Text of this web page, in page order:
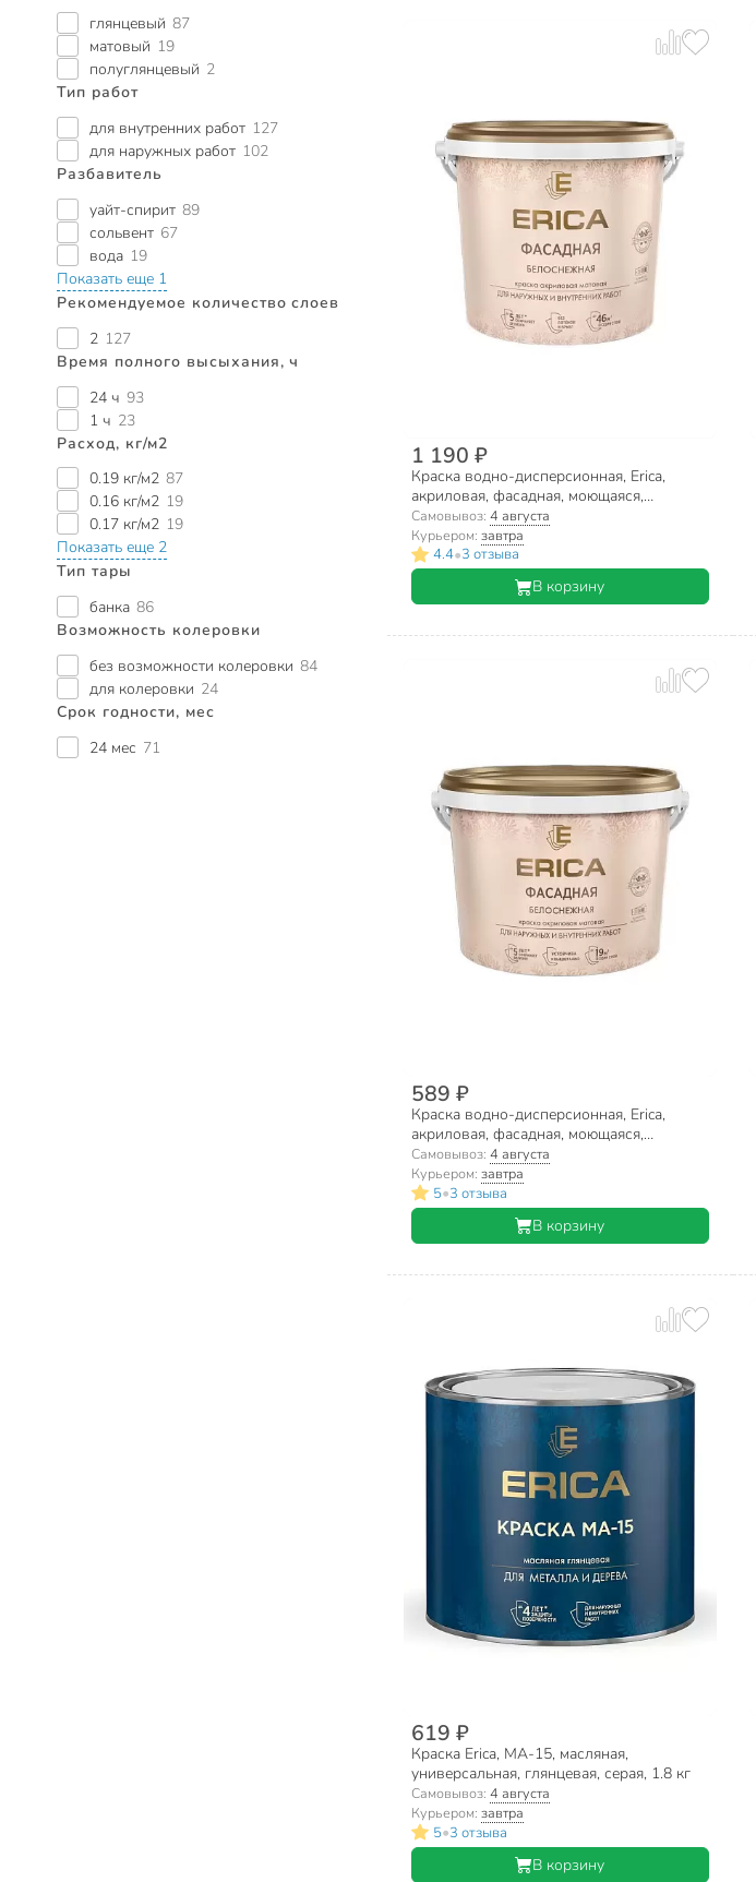
глянцевый 87
матовый 19
полуглянцевый 2
Тип работ
для внутренних работ 127
для наружных работ 102
Разбавитель
уайт-спирит 89
сольвент 67
вода 19
Показать еще 1
Рекомендуемое количество слоев
2 127
Время полного высыхания, ч
24 ч 93
1 ч 23
Расход, кг/м2
0.19 кг/м2 87
0.16 кг/м2 19
0.17 кг/м2 19
Показать еще 2
Тип тары
банка 86
Возможность колеровки
без возможности колеровки 84
для колеровки 24
Срок годности, мес
24 мес 71
1 190 ₽
Краска водно-дисперсионная, Erica,
акриловая, фасадная, моющаяся,
влагостойкая, матовая, белая, 6.5 кг
Самовывоз: 4 августа
Курьером: завтра
4.4•3 отзыва
В корзину
589 ₽
Краска водно-дисперсионная, Erica,
акриловая, фасадная, моющаяся,
влагостойкая, матовая, белая, 2.7 кг
Самовывоз: 4 августа
Курьером: завтра
5•3 отзыва
В корзину
619 ₽
Краска Erica, МА-15, масляная,
универсальная, глянцевая, серая, 1.8 кг
Самовывоз: 4 августа
Курьером: завтра
5•3 отзыва
В корзину